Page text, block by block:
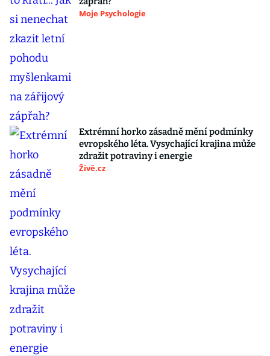
Moje Psychologie
Extrémní horko zásadně mění podmínky
evropského léta. Vysychající krajina může
zdražit potraviny i energie
Živě.cz